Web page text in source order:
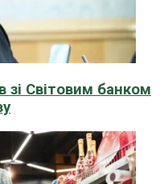
зі Світовим банком